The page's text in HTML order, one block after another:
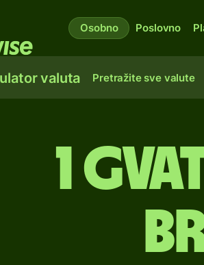
Osobno Poslovno
valuta Pretražite sve valute
1